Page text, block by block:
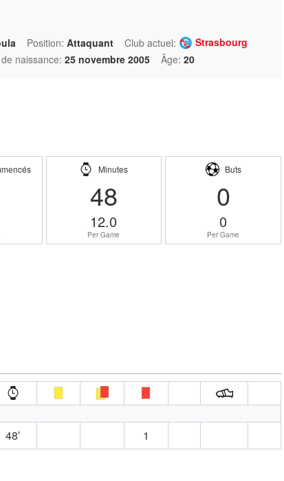
Position: Attaquant Club actuel:
Strasbourg
naissance: 25 novembre 2005 Âge: 20
Minutes
48
12.0
Per Game
Buts
0
0
Per Game
48′ 1